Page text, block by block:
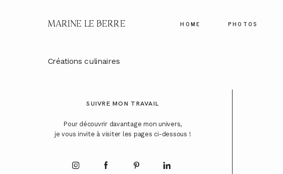
MARINE LE BERRE HOME PHOTOS
Créations culinaires
SUIVRE MON TRAVAIL
Pour découvrir davantage mon univers,
je vous invite à visiter les pages ci-dessous !